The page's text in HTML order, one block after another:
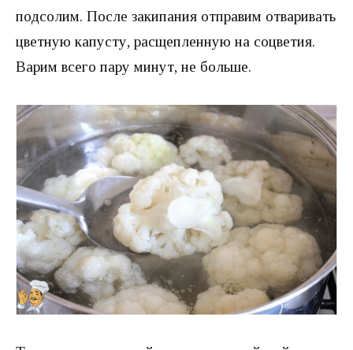
подсолим. После закипания отправим отваривать
цветную капусту, расщепленную на соцветия.
Варим всего пару минут, не больше.